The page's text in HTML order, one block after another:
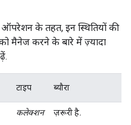
ऑपरेशन के तहत, इन स्थितियों की
मैनेज करने के बारे में ज़्यादा
टाइप ब्यौरा
कलेक्शन ज़रूरी है.